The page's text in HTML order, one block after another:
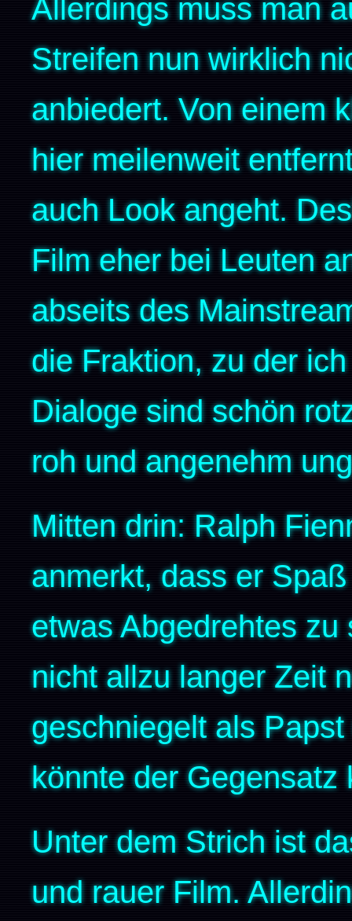
Allerdings muss man
Streifen nun wirklich
anbiedert. Von einem
hier meilenweit
auch Look angeht.
Film eher bei Leuten
abseits des
die Fraktion, zu der
Dialoge sind schön
roh und angenehm
Mitten drin: Ralph
anmerkt, dass er
etwas Abgedrehtes
nicht allzu langer Zeit
geschniegelt als
könnte der Gegensatz
Unter dem Strich ist
und rauer Film.